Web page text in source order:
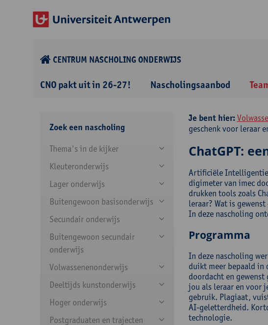
CENTRUM NASCHOLING ONDERWIJS
CNO pakt uit in 26-27! Nascholingsaanbod
Zoek een nascholing
Thema's in de kijker
Kleuteronderwijs
Lager onderwijs
Buitengewoon basisonderwijs
Secundair onderwijs
Buitengewoon secundair
onderwijs
Volwassenenonderwijs
Deeltijds kunstonderwijs
Hoger onderwijs
Postgraduaten en trajecten
Je bent hier:
geschenk voor leraar
ChatGPT:
Artificiële Intelligentie
digimeter van imec
drukken tools zoals
leraar? Wat is
In deze nascholing
Programma
In deze nascholing
duikt meer bepaald in
doordacht en
jou als leraar en voor
gebruik. Plagiaat,
AI-geletterdheid.
technologie.